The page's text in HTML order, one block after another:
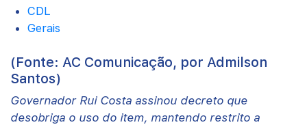
CDL
Gerais
(Fonte: AC Comunicação, por Admilson
Santos)
Governador Rui Costa assinou decreto que
desobriga o uso do item, mantendo restrito a